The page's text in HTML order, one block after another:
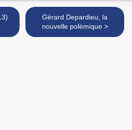
Gérard Depardieu, la
nouvelle polémique >